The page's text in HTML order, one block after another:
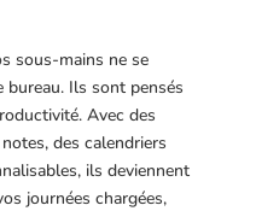
sous-mains ne se
bureau. Ils sont pensés
Avec des
des calendriers
ils deviennent
journées chargées,